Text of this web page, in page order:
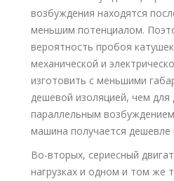
возбуждения находятся
меньшим потенциалом.
вероятность пробоя
механической и
изготовить с меньшими
дешевой изоляцией, чем для
параллельным
машина получается дешевле
Во-вторых, сериесный
нагрузках и одном и том же